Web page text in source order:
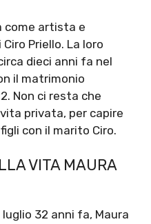
come artista e
Priello. La loro
dieci anni fa nel
il matrimonio
Non ci resta che
privata, per capire
con il marito Ciro.
VITA MAURA
32 anni fa, Maura